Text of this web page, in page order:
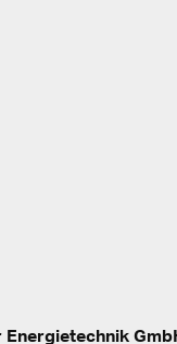
Energietechnik